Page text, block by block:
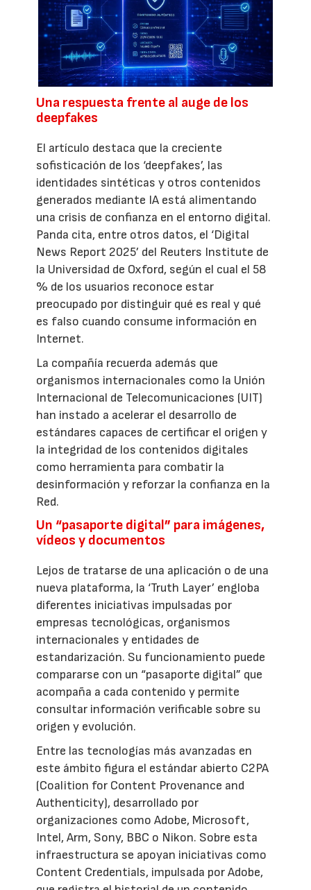
Una respuesta frente al auge de los
deepfakes
El artículo destaca que la creciente
sofisticación de los ‘deepfakes’, las
identidades sintéticas y otros contenidos
generados mediante IA está alimentando
una crisis de confianza en el entorno digital.
Panda cita, entre otros datos, el ‘Digital
News Report 2025’ del Reuters Institute de
la Universidad de Oxford, según el cual el 58
% de los usuarios reconoce estar
preocupado por distinguir qué es real y qué
es falso cuando consume información en
Internet.
La compañía recuerda además que
organismos internacionales como la Unión
Internacional de Telecomunicaciones (UIT)
han instado a acelerar el desarrollo de
estándares capaces de certificar el origen y
la integridad de los contenidos digitales
como herramienta para combatir la
desinformación y reforzar la confianza en la
Red.
Un “pasaporte digital” para imágenes,
vídeos y documentos
Lejos de tratarse de una aplicación o de una
nueva plataforma, la ‘Truth Layer’ engloba
diferentes iniciativas impulsadas por
empresas tecnológicas, organismos
internacionales y entidades de
estandarización. Su funcionamiento puede
compararse con un “pasaporte digital” que
acompaña a cada contenido y permite
consultar información verificable sobre su
origen y evolución.
Entre las tecnologías más avanzadas en
este ámbito figura el estándar abierto C2PA
(Coalition for Content Provenance and
Authenticity), desarrollado por
organizaciones como Adobe, Microsoft,
Intel, Arm, Sony, BBC o Nikon. Sobre esta
infraestructura se apoyan iniciativas como
Content Credentials, impulsada por Adobe,